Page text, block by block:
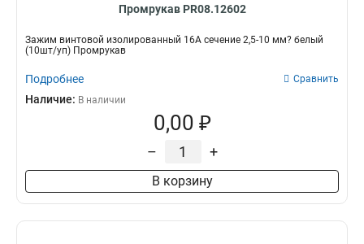
Промрукав PR08.12602
Зажим винтовой изолированный 16А сечение 2,5-10 мм? белый
(10шт/уп) Промрукав
Подробнее Сравнить
Наличие: В наличии
0,00 ₽
– +
В корзину